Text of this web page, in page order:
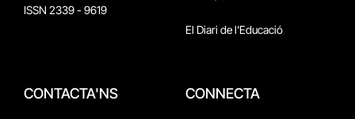
ISSN 2339 - 9619
El Diari de l'Educació
CONTACTA'NS CONNECTA